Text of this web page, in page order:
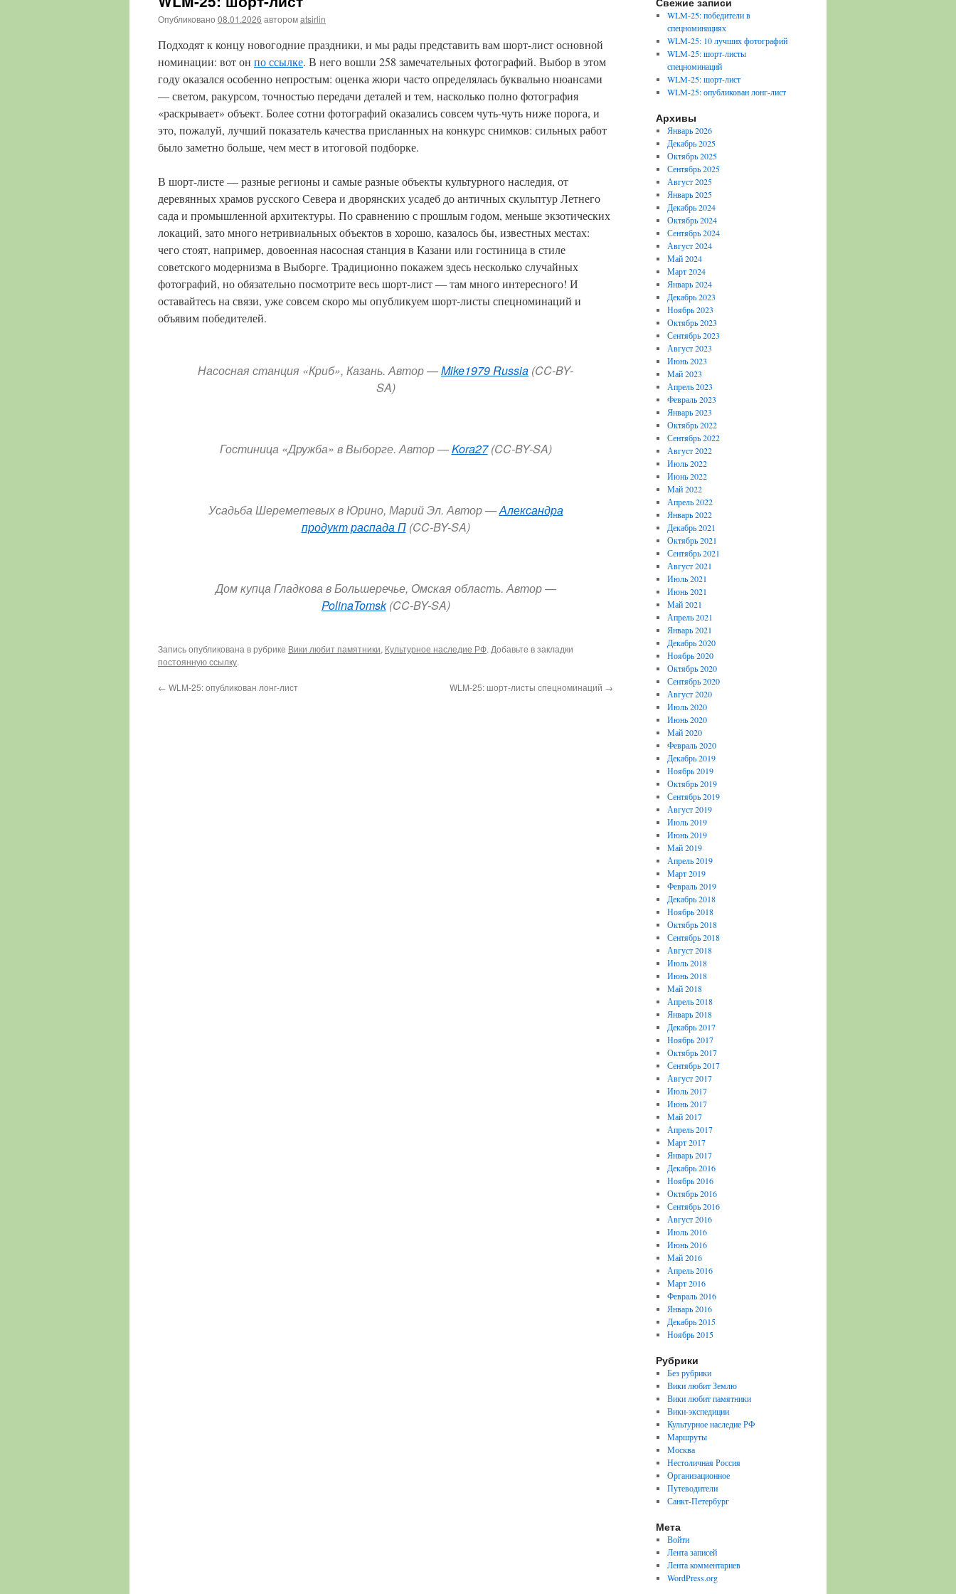
Опубликовано 08.01.2026 авторомatsirlin
Подходят к концу новогодние праздники, и мы рады представить вам шорт-лист основной
номинации: вот он по ссылке. В него вошли 258 замечательных фотографий. Выбор в этом
году оказался особенно непростым: оценка жюри часто определялась буквально нюансами
— светом, ракурсом, точностью передачи деталей и тем, насколько полно фотография
«раскрывает» объект. Более сотни фотографий оказались совсем чуть-чуть ниже порога, и
это, пожалуй, лучший показатель качества присланных на конкурс снимков: сильных работ
было заметно больше, чем мест в итоговой подборке.
В шорт-листе — разные регионы и самые разные объекты культурного наследия, от
деревянных храмов русского Севера и дворянских усадеб до античных скульптур Летнего
сада и промышленной архитектуры. По сравнению с прошлым годом, меньше экзотических
локаций, зато много нетривиальных объектов в хорошо, казалось бы, известных местах:
чего стоят, например, довоенная насосная станция в Казани или гостиница в стиле
советского модернизма в Выборге. Традиционно покажем здесь несколько случайных
фотографий, но обязательно посмотрите весь шорт-лист — там много интересного! И
оставайтесь на связи, уже совсем скоро мы опубликуем шорт-листы спецноминаций и
объявим победителей.
Насосная станция «Криб», Казань. Автор —Mike1979 Russia (CC-BY-
SA)
Гостиница «Дружба» в Выборге. Автор —Kora27(CC-BY-SA)
Усадьба Шереметевых в Юрино, Марий Эл. Автор —Александра
продукт распада П(CC-BY-SA)
Дом купца Гладкова в Большеречье, Омская область. Автор —
PolinaTomsk(CC-BY-SA)
Запись опубликована в рубрике Вики любит памятники, Культурное наследие РФ. Добавьте в закладки
постоянную ссылку.
← WLM-25: опубликован лонг-лист WLM-25: шорт-листы спецноминаций →
WLM-25: победители в
спецноминациях
WLM-25: 10 лучших фотографий
WLM-25: шорт-листы
спецноминаций
WLM-25: шорт-лист
WLM-25: опубликован лонг-лист
Архивы
Январь 2026
Декабрь 2025
Октябрь 2025
Сентябрь 2025
Август 2025
Январь 2025
Декабрь 2024
Октябрь 2024
Сентябрь 2024
Август 2024
Май 2024
Март 2024
Январь 2024
Декабрь 2023
Ноябрь 2023
Октябрь 2023
Сентябрь 2023
Август 2023
Июнь 2023
Май 2023
Апрель 2023
Февраль 2023
Январь 2023
Октябрь 2022
Сентябрь 2022
Август 2022
Июль 2022
Июнь 2022
Май 2022
Апрель 2022
Январь 2022
Декабрь 2021
Октябрь 2021
Сентябрь 2021
Август 2021
Июль 2021
Июнь 2021
Май 2021
Апрель 2021
Январь 2021
Декабрь 2020
Ноябрь 2020
Октябрь 2020
Сентябрь 2020
Август 2020
Июль 2020
Июнь 2020
Май 2020
Февраль 2020
Декабрь 2019
Ноябрь 2019
Октябрь 2019
Сентябрь 2019
Август 2019
Июль 2019
Июнь 2019
Май 2019
Апрель 2019
Март 2019
Февраль 2019
Декабрь 2018
Ноябрь 2018
Октябрь 2018
Сентябрь 2018
Август 2018
Июль 2018
Июнь 2018
Май 2018
Апрель 2018
Январь 2018
Декабрь 2017
Ноябрь 2017
Октябрь 2017
Сентябрь 2017
Август 2017
Июль 2017
Июнь 2017
Май 2017
Апрель 2017
Март 2017
Январь 2017
Декабрь 2016
Ноябрь 2016
Октябрь 2016
Сентябрь 2016
Август 2016
Июль 2016
Июнь 2016
Май 2016
Апрель 2016
Март 2016
Февраль 2016
Январь 2016
Декабрь 2015
Ноябрь 2015
Рубрики
Без рубрики
Вики любит Землю
Вики любит памятники
Вики-экспедиции
Культурное наследие РФ
Маршруты
Москва
Нестоличная Россия
Организационное
Путеводители
Санкт-Петербург
Мета
Войти
Лента записей
Лента комментариев
WordPress.org